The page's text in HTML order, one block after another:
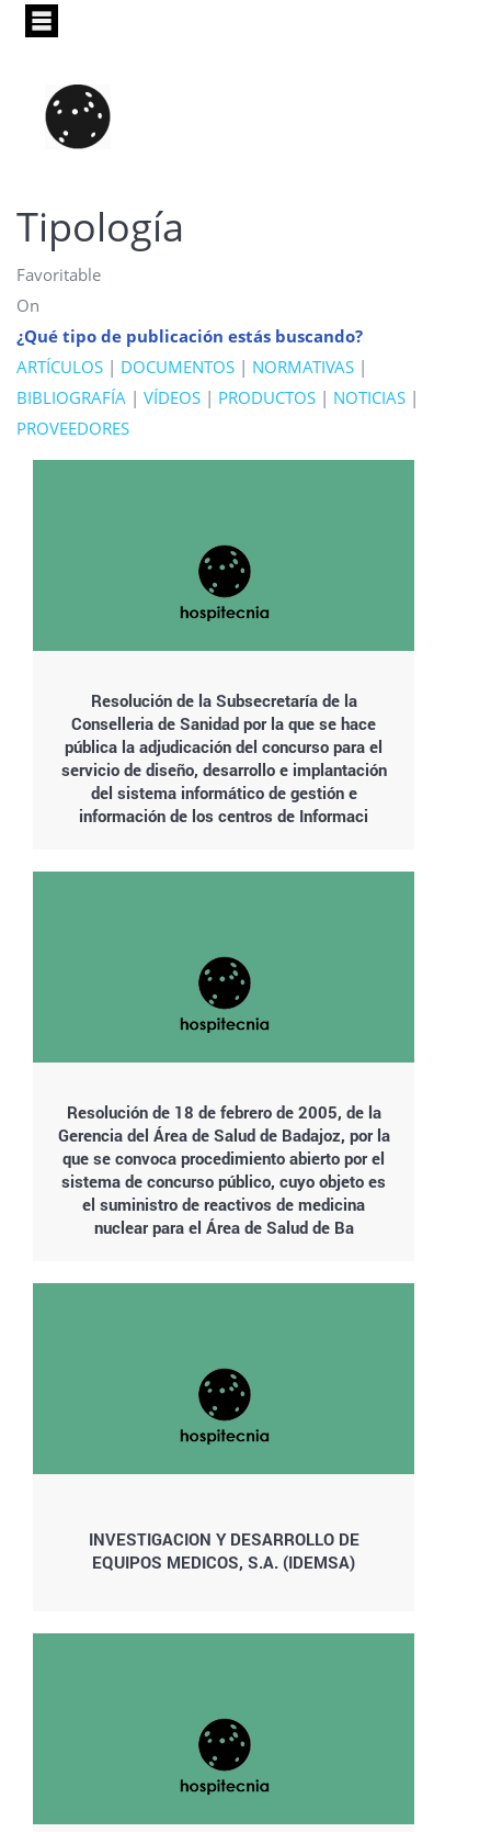
Pasar
principal
Tipología
Favoritable
On
¿Qué tipo de publicación estás buscando?
ARTÍCULOS | DOCUMENTOS | NORMATIVAS |
BIBLIOGRAFÍA | VÍDEOS | PRODUCTOS | NOTICIAS |
PROVEEDORES
Resolución de la Subsecretaría de la
Conselleria de Sanidad por la que se hace
pública la adjudicación del concurso para el
servicio de diseño, desarrollo e implantación
del sistema informático de gestión e
información de los centros de Informaci
Resolución de 18 de febrero de 2005, de la
Gerencia del Área de Salud de Badajoz, por la
que se convoca procedimiento abierto por el
sistema de concurso público, cuyo objeto es
el suministro de reactivos de medicina
nuclear para el Área de Salud de Ba
INVESTIGACION Y DESARROLLO DE
EQUIPOS MEDICOS, S.A. (IDEMSA)